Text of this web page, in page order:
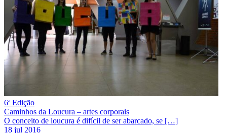
6ª Edição
Caminhos da Loucura – artes corporais
O conceito de loucura é difícil de ser abarcado, se […]
18 jul 2016